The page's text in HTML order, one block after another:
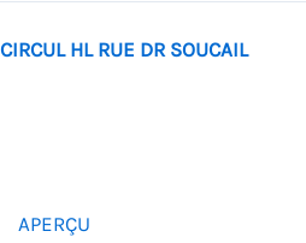
HL RUE DR SOUCAIL
APERÇU